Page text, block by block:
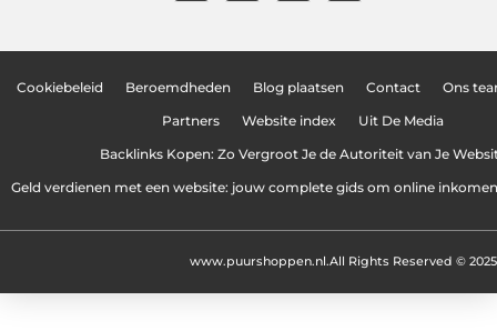
Cookiebeleid Beroemdheden Blog plaatsen Contact Ons
Partners Website index Uit De Media
Backlinks Kopen: Zo Vergroot Je de Autoriteit van Je
Geld verdienen met een website: jouw complete gids om online
All Rights Reserved © 2025
www.puurshoppen.nl.